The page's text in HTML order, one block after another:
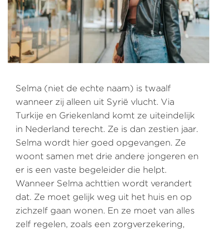
Selma (niet de echte naam) is twaalf
wanneer zij alleen uit Syrië vlucht. Via
Turkije en Griekenland komt ze uiteindelijk
in Nederland terecht. Ze is dan zestien jaar.
Selma wordt hier goed opgevangen. Ze
woont samen met drie andere jongeren en
er is een vaste begeleider die helpt.
Wanneer Selma achttien wordt verandert
dat. Ze moet gelijk weg uit het huis en op
zichzelf gaan wonen. En ze moet van alles
zelf regelen, zoals een zorgverzekering,